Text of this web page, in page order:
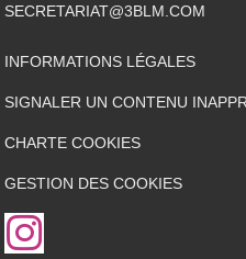
SECRETARIAT@3BLM.COM
INFORMATIONS LÉGALES
SIGNALER UN CONTENU
CHARTE COOKIES
GESTION DES COOKIES